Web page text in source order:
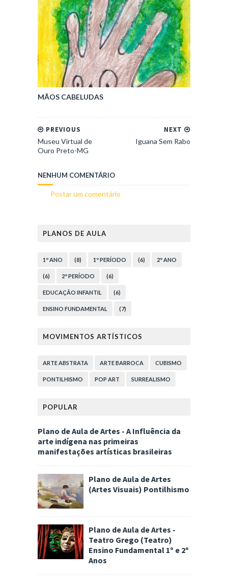
MÃOS CABELUDAS
NEXT
Iguana Sem Rabo
PREVIOUS
Museu Virtual de
Ouro Preto-MG
NENHUM COMENTÁRIO
Postar um comentário
PLANOS DE AULA
1º ANO (8) 1º PERÍODO (6) 2º ANO
(6) 2º PERÍODO (6)
EDUCAÇÃO INFANTIL (6)
ENSINO FUNDAMENTAL (7)
MOVIMENTOS ARTÍSTICOS
ARTE ABSTRATA ARTE BARROCA CUBISMO
PONTILHISMO POP ART SURREALISMO
POPULAR
Plano de Aula de Artes - A Influência da
arte indígena nas primeiras
manifestações artísticas brasileiras
Plano de Aula de Artes
(Artes Visuais) Pontilhismo
Plano de Aula de Artes -
Teatro Grego (Teatro)
Ensino Fundamental 1º e 2º
Anos